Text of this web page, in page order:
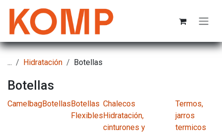
... Hidratación Botellas
Botellas
CamelbagBotellasBotellas
Flexibles
Chalecos
Hidratación,
cinturones y
Termos,
jarros
termicos